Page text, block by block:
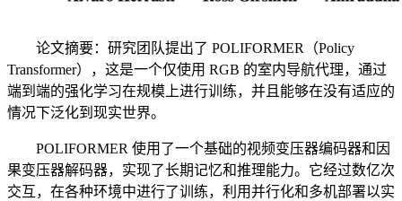
论文摘要：研究团队提出了 POLIFORMER（Policy
Transformer），这是一个仅使用 RGB 的室内导航代理，通过
端到端的强化学习在规模上进行训练，并且能够在没有适应的
情况下泛化到现实世界。
POLIFORMER 使用了一个基础的视频变压器编码器和因
果变压器解码器，实现了长期记忆和推理能力。它经过数亿次
交互，在各种环境中进行了训练，利用并行化和多机部署以实